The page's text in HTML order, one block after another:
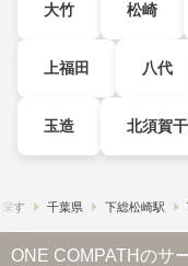
大竹 松崎
上福田 八代
玉造 北須賀
す 千葉県 下総松崎駅
ONE COMPATHのサ